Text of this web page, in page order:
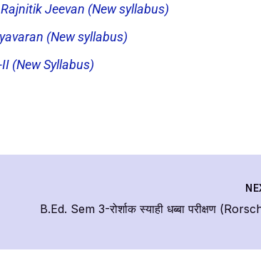
Jeevan (New syllabus)
(New syllabus)
(New Syllabus)